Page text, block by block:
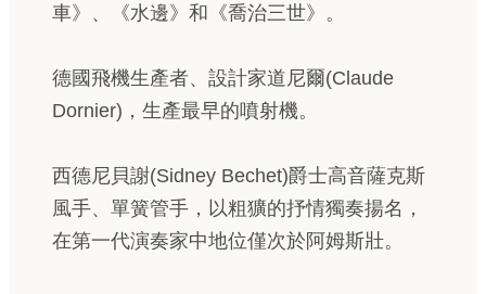
車》、《水邊》和《喬治三世》。
德國飛機生產者、設計家道尼爾(Claude
Dornier)，生產最早的噴射機。
西德尼貝謝(Sidney Bechet)爵士高音薩克斯
風手、單簧管手，以粗獷的抒情獨奏揚名，
在第一代演奏家中地位僅次於阿姆斯壯。